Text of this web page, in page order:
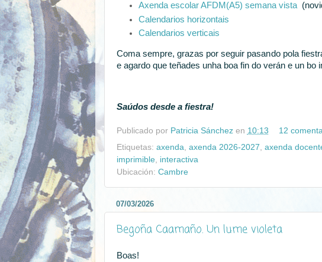
Axenda escolar AFDM(A5) semana vista
Calendarios horizontais
Calendarios verticais
Coma sempre, grazas por seguir pasando pola
e agardo que teñades unha boa fin do verán e un bo
Saúdos desde a fiestra!
Publicado por Patricia Sánchez en 10:13
12
Etiquetas: axenda axenda 2026-2027 axenda
imprimible, interactiva
Ubicación: Cambre
07/03/2026
Begoña Caamaño. Un lume violeta
Boas!